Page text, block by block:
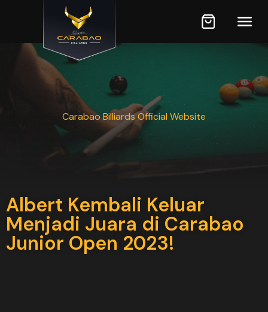
Carabao Billiards Official Website
Albert Kembali Keluar
Menjadi Juara di Carabao
Junior Open 2023!